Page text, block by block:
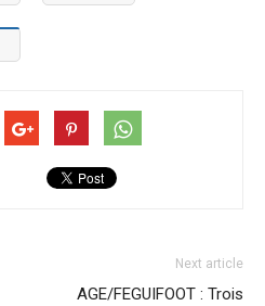
Next article
AGE/FEGUIFOOT : Trois